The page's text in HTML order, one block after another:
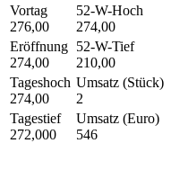
Vortag
276,00
52-W-Hoch
274,00
Eröffnung
274,00
52-W-Tief
210,00
Tageshoch
274,00
Umsatz (Stück)
2
Tagestief
272,000
Umsatz (Euro)
546